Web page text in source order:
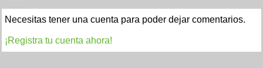
Necesitas tener una cuenta para poder dejar comentarios.
¡Registra tu cuenta ahora!